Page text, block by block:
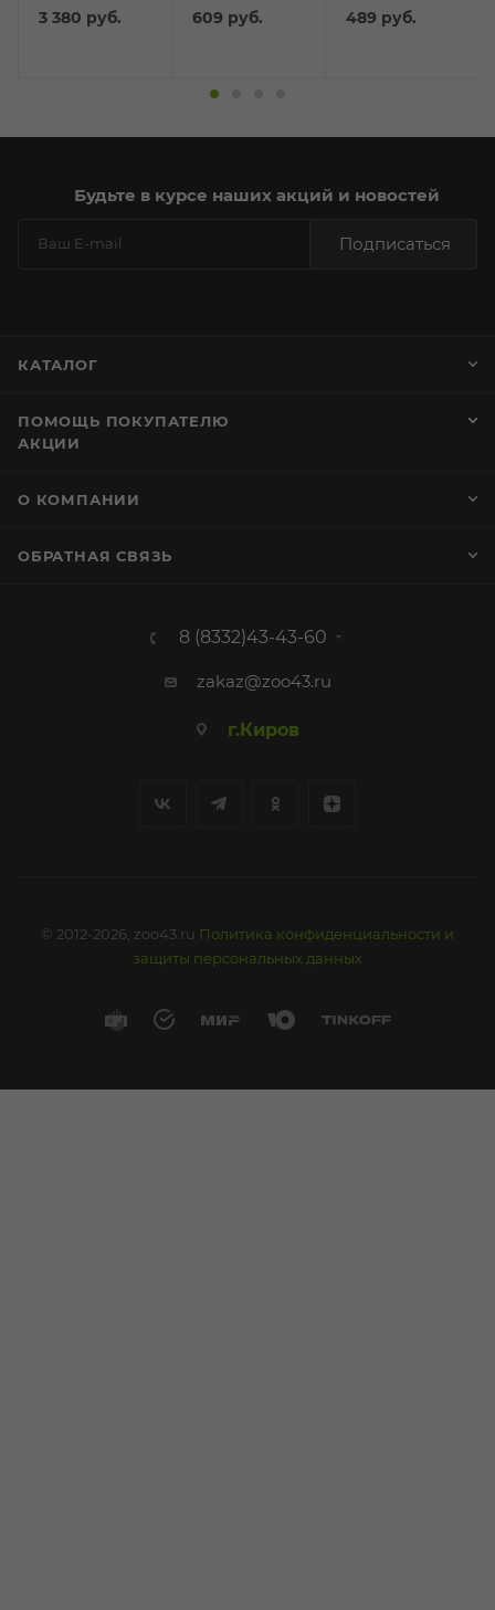
Индейка 2кг
3 380 руб. 609руб.
чувствительным
пищеварением
489руб.
Будьте в курсе наших акций и новостей
Подписаться
КАТАЛОГ
ПОМОЩЬ ПОКУПАТЕЛЮ
АКЦИИ
О КОМПАНИИ
ОБРАТНАЯ СВЯЗЬ
8 (8332)43-43-60
zakaz@zoo43.ru
г.Киров
© 2012-2026, zoo43.ru Политика конфиденциальности и
защиты персональных данных